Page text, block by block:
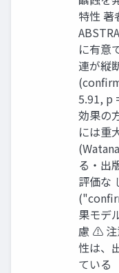
特性
に有意
連が縦
5.91, p
効果の
には重
る・出
評価な
果モデ
慮 ⚠ 注
性は、
ている